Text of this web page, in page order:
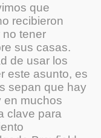
que
recibieron
no tener
sus casas.
de usar los
este asunto, es
sepan que hay
en muchos
clave para